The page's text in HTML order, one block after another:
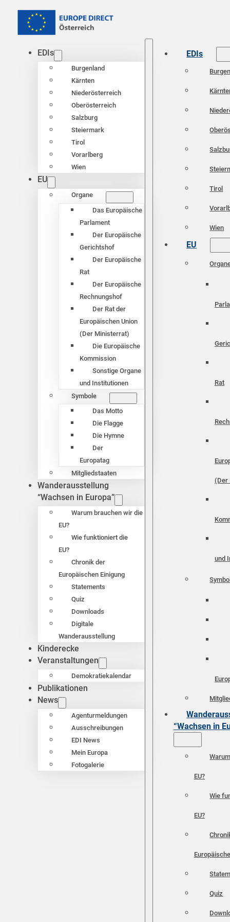
EDIs
Burgenland
Kärnten
Niederösterreich
Oberösterreich
Salzburg
Steiermark
Tirol
Vorarlberg
Wien
EU
Organe
Das Europäische
Parlament
Der Europäische
Gerichtshof
Der Europäische
Rat
Der Europäische
Rechnungshof
Der Rat der
Europäischen Union
(Der Ministerrat)
Die Europäische
Kommission
Sonstige Organe
und Institutionen
Symbole
Das Motto
Die Flagge
Die Hymne
Der
Europatag
Mitgliedstaaten
Wanderausstellung
“Wachsen in Europa”
Warum brauchen wir die
EU?
Wie funktioniert die
EU?
Chronik der
Europäischen Einigung
Statements
Quiz
Downloads
Digitale
Wanderausstellung
Kinderecke
Veranstaltungen
Demokratiekalendar
Publikationen
News
Agenturmeldungen
Ausschreibungen
EDI News
Mein Europa
Fotogalerie
EDIs
Tirol
Wien
EU
Rat
(Der
und
“Wachsen in
EU?
Wie
EU?
Quiz